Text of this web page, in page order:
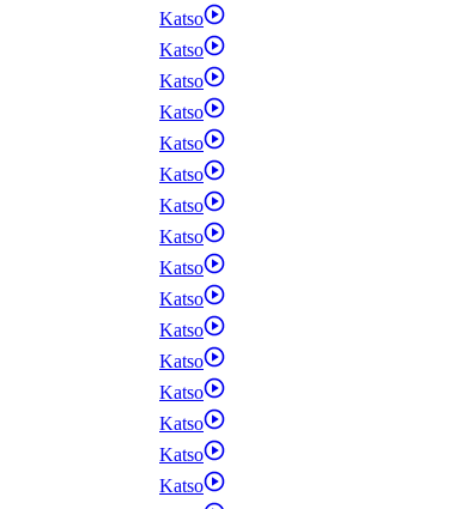
Katso
Katso
Katso
Katso
Katso
Katso
Katso
Katso
Katso
Katso
Katso
Katso
Katso
Katso
Katso
Katso